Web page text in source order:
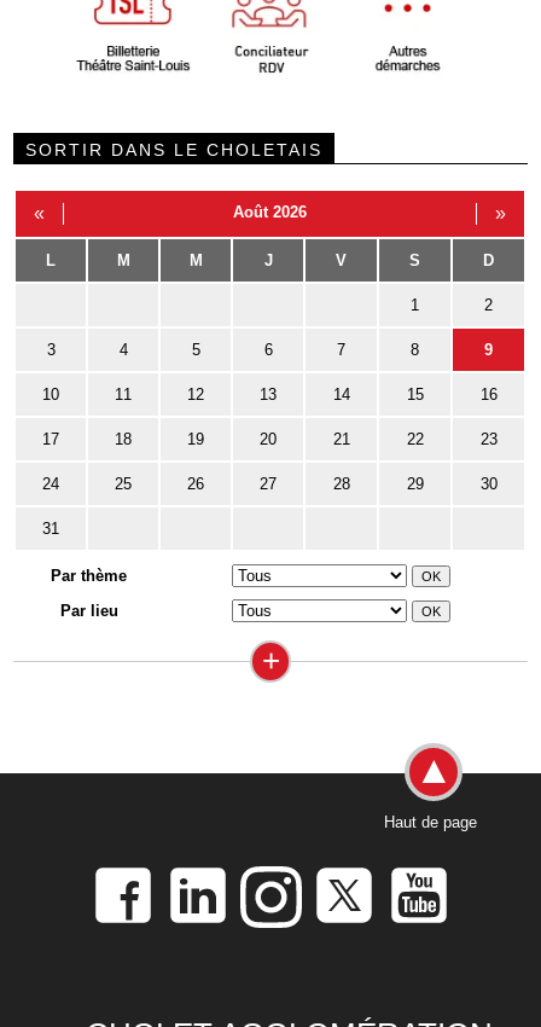
SORTIR DANS LE CHOLETAIS
« Août 2026 »
L M M J V S D
1 2
3 4 5 6 7 8 9
10 11 12 13 14 15 16
17 18 19 20 21 22 23
24 25 26 27 28 29 30
31
Par thème
Par lieu
+
Haut de page